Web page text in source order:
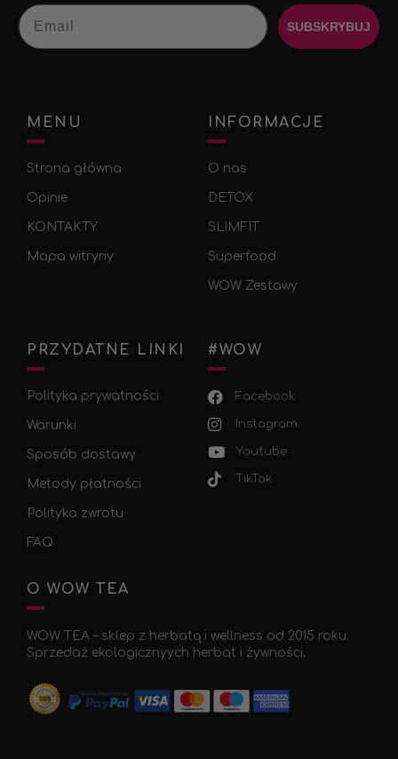
Email
SUBSKRYBUJ
MENU
Strona główna
Opinie
KONTAKTY
Mapa witryny
INFORMACJE
О nas
DETOX
SLIMFIT
Superfood
WOW Zestawy
PRZYDATNE LINKI
Polityka prywatności
Warunki
Sposób dostawy
Metody płatności
Polityka zwrotu
FAQ
#WOW
Facebook
Instagram
Youtube
TikTok
O WOW TEA
WOW TEA – sklep z herbatą i wellness od 2015 roku.
Sprzedaż ekologicznyych herbat i żywności.